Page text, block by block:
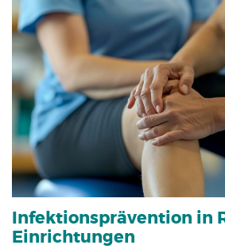
Infektions­prävention in
Einrichtungen